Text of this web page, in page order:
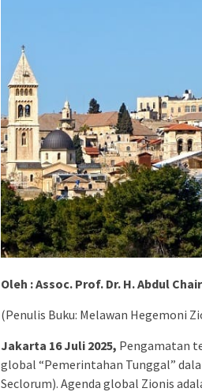
Oleh : Assoc. Prof. Dr. H. Abdul
(Penulis Buku: Melawan Hegemoni
Jakarta 16 Juli 2025, Pengamatan
global “Pemerintahan Tunggal”
Seclorum). Agenda global Zionis